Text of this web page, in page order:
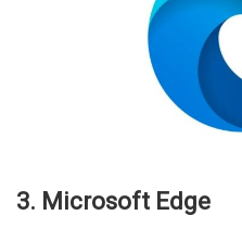
3. Microsoft Edge